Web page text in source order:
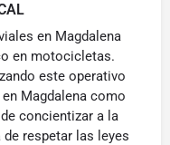
en Magdalena
en motocicletas.
este operativo
Magdalena como
concientizar a la
respetar las leyes